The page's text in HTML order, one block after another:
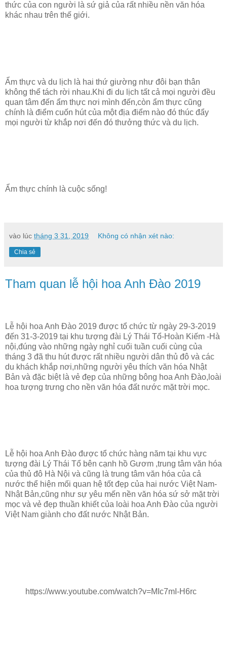
thức của con người là sứ giả của rất nhiều nền văn hóa
khác nhau trên thế giới.
Ẩm thực và du lịch là hai thứ giường như đôi bạn thân
không thể tách rời nhau.Khi đi du lịch tất cả mọi người đều
quan tâm đến ẩm thực nơi mình đến,còn ẩm thực cũng
chính là điểm cuốn hút của một địa điểm nào đó thúc đẩy
mọi người từ khắp nơi đến đó thưởng thức và du lịch.
Ẩm thực chính là cuộc sống!
vào lúc tháng 3 31, 2019 Không có nhận xét nào:
Chia sẻ
Tham quan lễ hội hoa Anh Đào 2019
Lễ hội hoa Anh Đào 2019 được tổ chức từ ngày 29-3-2019
đến 31-3-2019 tại khu tượng đài Lý Thái Tổ-Hoàn Kiếm -Hà
nội,đúng vào những ngày nghỉ cuối tuần cuối cùng của
tháng 3 đã thu hút được rất nhiều người dân thủ đô và các
du khách khắp nơi,những người yêu thích văn hóa Nhật
Bản và đặc biệt là vẻ đẹp của những bông hoa Anh Đào,loài
hoa tượng trưng cho nền văn hóa đất nước mặt trời mọc.
Lễ hội hoa Anh Đào được tổ chức hàng năm tại khu vực
tượng đài Lý Thái Tổ bên cạnh hồ Gươm ,trung tâm văn hóa
của thủ đô Hà Nội và cũng là trung tâm văn hóa của cả
nước thể hiện mối quan hệ tốt đẹp của hai nước Việt Nam-
Nhật Bản,cũng như sự yêu mến nền văn hóa sứ sở mặt trời
mọc và vẻ đẹp thuần khiết của loài hoa Anh Đào của người
Việt Nam giành cho đất nước Nhật Bản.
https://www.youtube.com/watch?v=MIc7mI-H6rc